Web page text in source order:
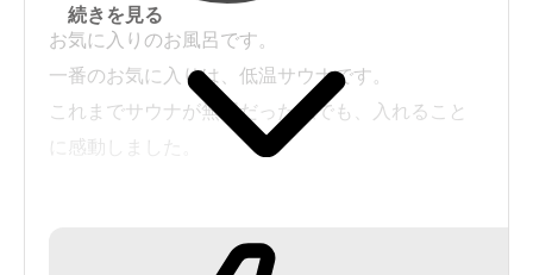
お気に入りのお風呂です。
一番のお気に入りは、低温サウナです。
これまでサウナが無理だった私でも、入れること
に感動しました。
子どもがいないのでリラックスでき、疲労感マッ
続きを見る